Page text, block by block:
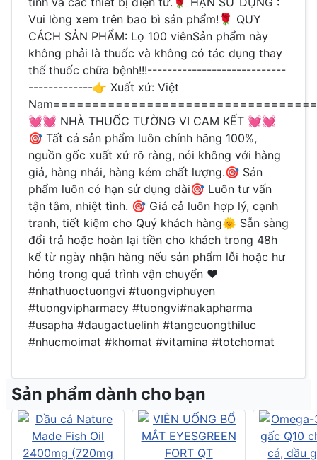
Vui lòng xem trên bao bì sản phẩm!🌹 QUY
CÁCH SẢN PHẨM: Lọ 100 viênSản phẩm này
không phải là thuốc và không có tác dụng thay
thế thuốc chữa bệnh!!!----------------------------
-------------👉 Xuất xứ: Việt
💓💓 NHÀ THUỐC TƯỜNG VI CAM KẾT 💓💓
🎯 Tất cả sản phẩm luôn chính hãng 100%,
nguồn gốc xuất xứ rõ ràng, nói không với hàng
giả, hàng nhái, hàng kém chất lượng.🎯 Sản
phẩm luôn có hạn sử dụng dài🎯 Luôn tư vấn
tận tâm, nhiệt tình. 🎯 Giá cả luôn hợp lý, cạnh
tranh, tiết kiệm cho Quý khách hàng🌞 Sẵn sàng
đổi trả hoặc hoàn lại tiền cho khách trong 48h
kể từ ngày nhận hàng nếu sản phẩm lỗi hoặc hư
hỏng trong quá trình vận chuyển ❤
#nhathuoctuongvi #tuongviphuyen
#tuongvipharmacy #tuongvi#nakapharma
#usapha #daugactuelinh #tangcuongthiluc
#nhucmoimat #khomat #vitamina #totchomat
Sản phẩm dành cho bạn